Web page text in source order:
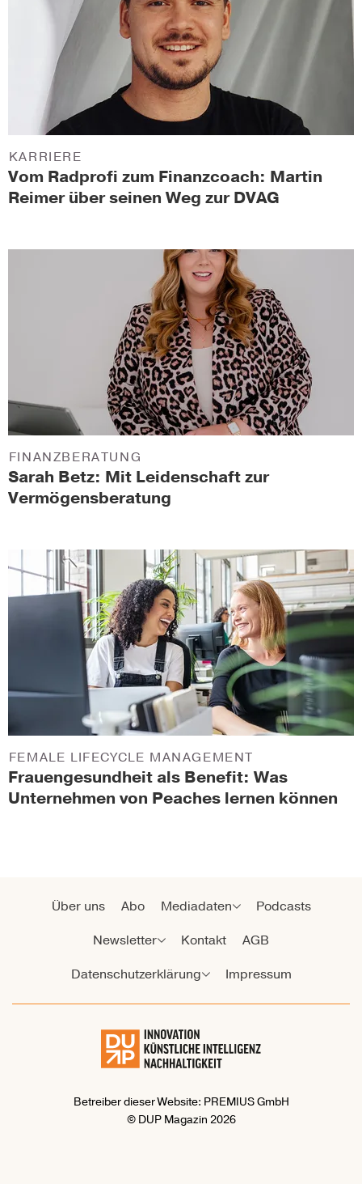
Vom Radprofi zum Finanzcoach: Martin
Reimer über seinen Weg zur DVAG
KARRIERE
Sarah Betz: Mit Leidenschaft zur
Vermögensberatung
FINANZBERATUNG
Frauengesundheit als Benefit: Was
Unternehmen von Peaches lernen können
FEMALE LIFECYCLE MANAGEMENT
Über uns Abo Mediadaten
Podcasts
Newsletter
Kontakt
AGB
Datenschutzerklärung
Impressum
Betreiber dieser Website: PREMIUS GmbH
© DUP Magazin 2026